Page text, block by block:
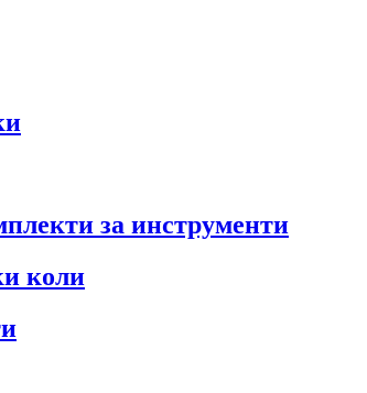
за инструменти
коли